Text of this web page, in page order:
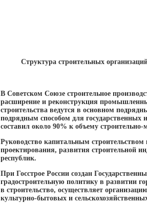
Структура строительных
В Советском Союзе строительное
расширение и реконструкция
строительства ведутся в основном
подрядным способом для государственных
составил около 90% к объему
Руководство капитальным строительством
проектирования, развития строительной
республик.
При Госстрое России создан
градостроительную политику в развитии
в строительство, осуществляет
культурно-бытовых и